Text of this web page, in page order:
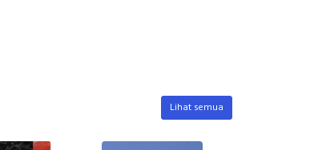
Lihat semua